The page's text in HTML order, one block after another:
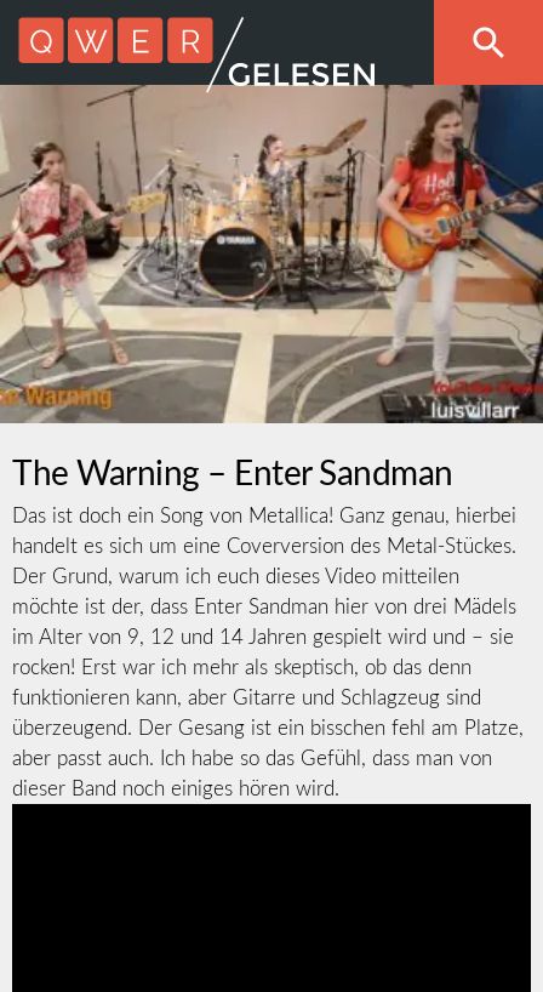
The Warning – Enter Sandman
Das ist doch ein Song von Metallica! Ganz genau, hierbei
handelt es sich um eine Coverversion des Metal-Stückes.
Der Grund, warum ich euch dieses Video mitteilen
möchte ist der, dass Enter Sandman hier von drei Mädels
im Alter von 9, 12 und 14 Jahren gespielt wird und – sie
rocken! Erst war ich mehr als skeptisch, ob das denn
funktionieren kann, aber Gitarre und Schlagzeug sind
überzeugend. Der Gesang ist ein bisschen fehl am Platze,
aber passt auch. Ich habe so das Gefühl, dass man von
dieser Band noch einiges hören wird.